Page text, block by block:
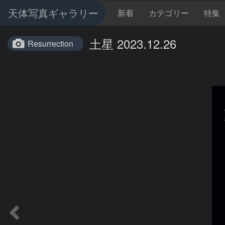
天体写真ギャラリー 新着 カテゴリー 特集
Resurrection 土星 2023.12.26